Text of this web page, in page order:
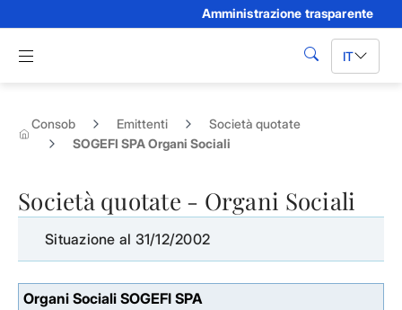
Amministrazione trasparente
Apri menu di navigazione
cerca IT
Consob Emittenti
Società quotate
SOGEFI SPA Organi Sociali
Società quotate - Organi Sociali
Situazione al 31/12/2002
Organi Sociali SOGEFI SPA